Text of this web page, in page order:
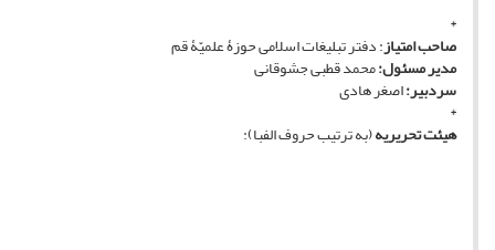
*
صاحب امتیاز: دفتر تبلیغات اسلامی حوزۀ علمیّۀ قم
مدیر مسئول:محمد قطبی جشوقانی
سردبیر:اصغر هادی
*
هیئت تحریریه(به ترتیب حروف الفبا):